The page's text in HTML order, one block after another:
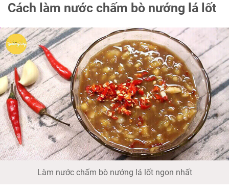
Cách làm nước chấm bò nướng lá lốt
Làm nước chấm bò nướng lá lốt ngon nhất